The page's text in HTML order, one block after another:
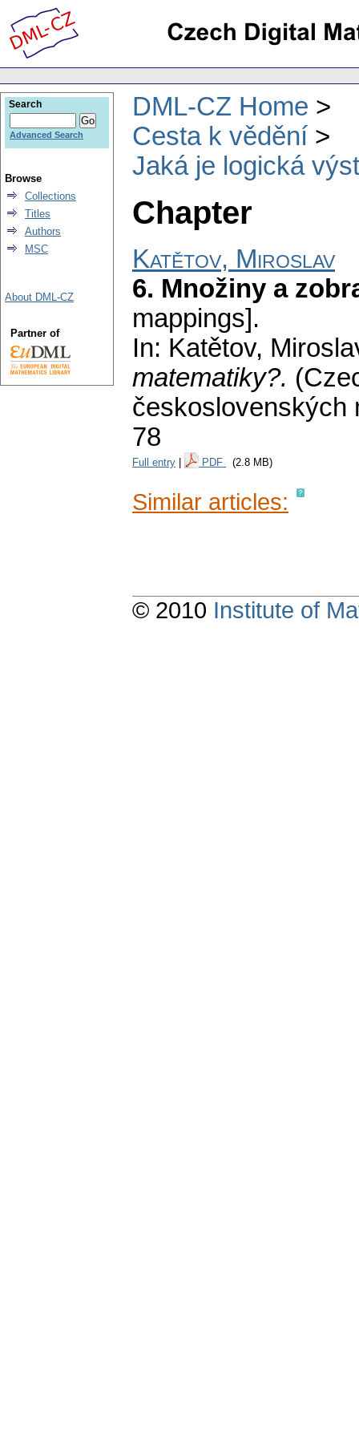
DML-CZ Home
Cesta k vědění
Jaká je logická
Chapter
Katětov, Miroslav
6. Množiny a
mappings].
In: Katětov,
matematiky?.
československých
78
Full entry PDF (2.8 MB)
Similar articles:
Search
Advanced Search
Browse
Collections
Titles
Authors
MSC
About DML-CZ
Partner of
© 2010 Institute of